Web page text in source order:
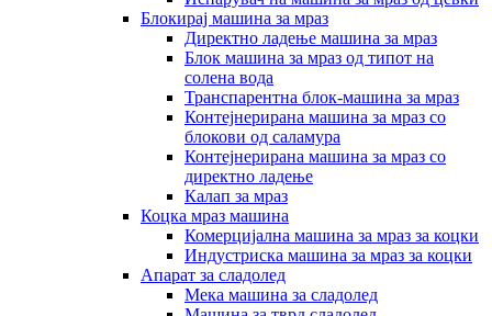
Блокирај машина за мраз
Директно ладење машина за мраз
Блок машина за мраз од типот на
солена вода
Транспарентна блок-машина за мраз
Контејнерирана машина за мраз со
блокови од саламура
Контејнерирана машина за мраз со
директно ладење
Калап за мраз
Коцка мраз машина
Комерцијална машина за мраз за коцки
Индустриска машина за мраз за коцки
Апарат за сладолед
Мека машина за сладолед